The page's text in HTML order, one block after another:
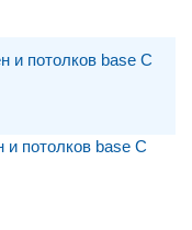
и потолков base С